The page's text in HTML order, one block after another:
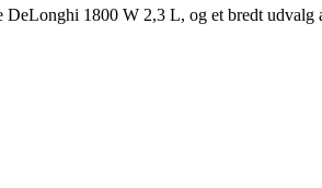
1800 W 2,3 L, og et bredt